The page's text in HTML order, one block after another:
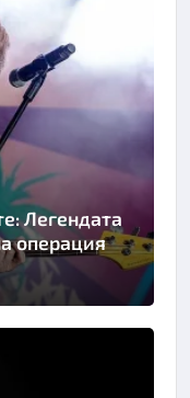
Легендата
операция